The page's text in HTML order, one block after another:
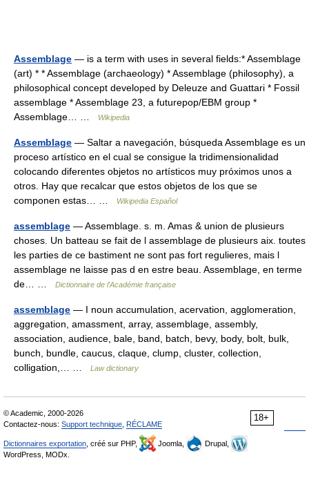
Assemblage — is a term with uses in several fields:* Assemblage
(art) * * Assemblage (archaeology) * Assemblage (philosophy), a
philosophical concept developed by Deleuze and Guattari * Fossil
assemblage * Assemblage 23, a futurepop/EBM group *
Assemblage… …
Wikipedia
Assemblage — Saltar a navegación, búsqueda Assemblage es un
proceso artístico en el cual se consigue la tridimensionalidad
colocando diferentes objetos no artísticos muy próximos unos a
otros. Hay que recalcar que estos objetos de los que se
componen estas… …
Wikipedia Español
assemblage — Assemblage. s. m. Amas & union de plusieurs
choses. Un batteau se fait de l assemblage de plusieurs aix. toutes
les parties de ce bastiment ne sont pas fort regulieres, mais l
assemblage ne laisse pas d en estre beau. Assemblage, en terme
de… …
Dictionnaire de l'Académie française
assemblage — I noun accumulation, acervation, agglomeration,
aggregation, amassment, array, assemblage, assembly,
association, audience, bale, band, batch, bevy, body, bolt, bulk,
bunch, bundle, caucus, claque, clump, cluster, collection,
colligation,… …
Law dictionary
18+
© Academic, 2000-2026
Contactez-nous: Support technique RÉCLAME
Dictionnaires exportation , créé sur PHP, Joomla,
Drupal,
WordPress, MODx.